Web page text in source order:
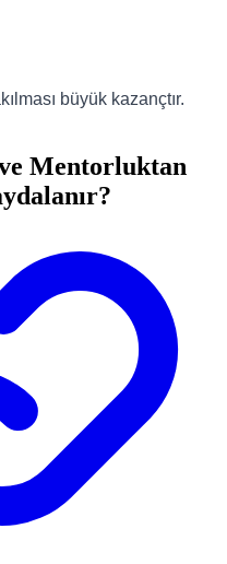
büyük kazançtır.
Mentorluktan